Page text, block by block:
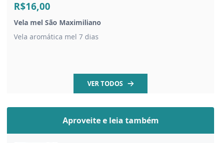
R$16,00
Vela mel São Maximiliano
Vela aromática mel 7 dias
VER TODOS
Aproveite e leia também